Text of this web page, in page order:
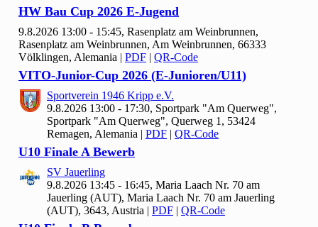
HW Bau Cup 2026 E-Jugend
9.8.2026 13:00 - 15:45, Rasenplatz am Weinbrunnen,
Rasenplatz am Weinbrunnen, Am Weinbrunnen, 66333
Völklingen, Alemania | PDF | QR-Code
VITO-Junior-Cup 2026 (E-Junioren/U11)
Sportverein 1946 Kripp e.V.
9.8.2026 13:00 - 17:30, Sportpark "Am Querweg",
Sportpark "Am Querweg", Querweg 1, 53424
Remagen, Alemania | PDF | QR-Code
U10 Finale A Bewerb
SV Jauerling
9.8.2026 13:45 - 16:45, Maria Laach Nr. 70 am
Jauerling (AUT), Maria Laach Nr. 70 am Jauerling
(AUT), 3643, Austria | PDF | QR-Code